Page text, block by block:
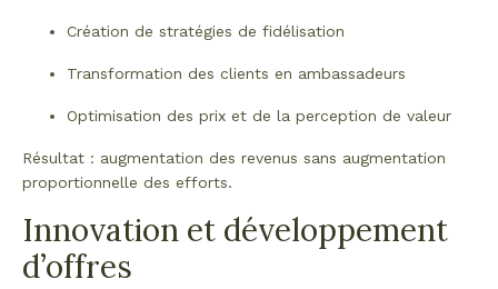
Création de stratégies de fidélisation
Transformation des clients en ambassadeurs
Optimisation des prix et de la perception de valeur
Résultat : augmentation des revenus sans augmentation
proportionnelle des efforts.
Innovation et développement
d’offres